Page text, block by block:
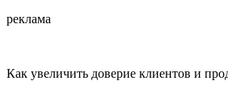
реклама
Как увеличить доверие клиентов и